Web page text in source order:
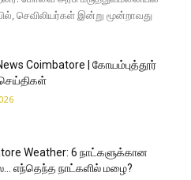
செவிலியர்கள் இன்று மூன்றாவது
Coimbatore | கோயம்புத்தூர்
Weather: 6 நாட்களுக்கான
எந்தெந்த நாட்களில் மழை?